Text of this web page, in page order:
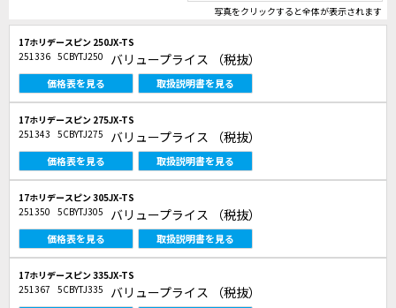
写真をクリックすると全体が表示されます
17ホリデースピン 250JX-TS
251336 5CBYTJ250 バリュープライス （税抜）
価格表を見る 取扱説明書を見る
17ホリデースピン 275JX-TS
251343 5CBYTJ275 バリュープライス （税抜）
価格表を見る 取扱説明書を見る
17ホリデースピン 305JX-TS
251350 5CBYTJ305 バリュープライス （税抜）
価格表を見る 取扱説明書を見る
17ホリデースピン 335JX-TS
251367 5CBYTJ335 バリュープライス （税抜）